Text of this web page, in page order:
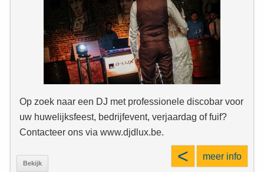
Op zoek naar een DJ met professionele discobar voor
uw huwelijksfeest, bedrijfevent, verjaardag of fuif?
Contacteer ons via www.djdlux.be.
Bekijk < meer info